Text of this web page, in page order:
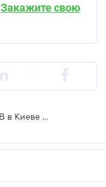
Закажите свою
Обнародованы счета для уплаты ЕСВ в Киеве с 1 февраля